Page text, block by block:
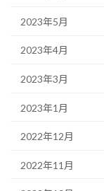
2023年5月
2023年4月
2023年3月
2023年1月
2022年12月
2022年11月